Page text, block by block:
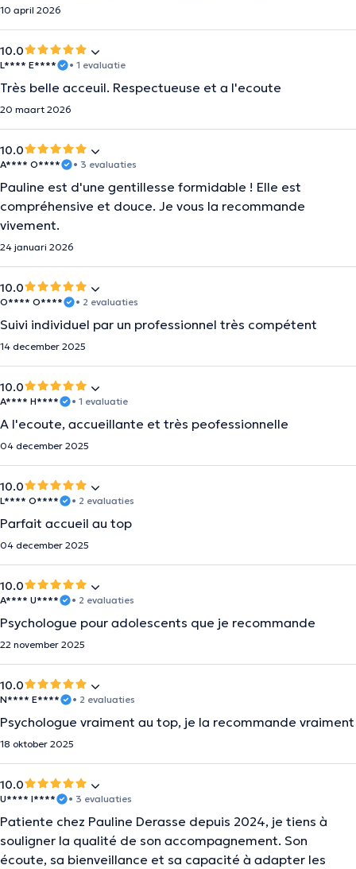
10 april 2026
10.0
L**** E**** • 1 evaluatie
Très belle acceuil. Respectueuse et a l'ecoute
20 maart 2026
10.0
A**** O**** • 3 evaluaties
Pauline est d'une gentillesse formidable ! Elle est
compréhensive et douce. Je vous la recommande
vivement.
24 januari 2026
10.0
O**** O**** • 2 evaluaties
Suivi individuel par un professionnel très compétent
14 december 2025
10.0
A**** H**** • 1 evaluatie
A l'ecoute, accueillante et très peofessionnelle
04 december 2025
10.0
L**** O**** • 2 evaluaties
Parfait accueil au top
04 december 2025
10.0
A**** U**** • 2 evaluaties
Psychologue pour adolescents que je recommande
22 november 2025
10.0
N**** E**** • 2 evaluaties
Psychologue vraiment au top, je la recommande vraiment
18 oktober 2025
10.0
U**** I**** • 3 evaluaties
Patiente chez Pauline Derasse depuis 2024, je tiens à
souligner la qualité de son accompagnement. Son
écoute, sa bienveillance et sa capacité à adapter les